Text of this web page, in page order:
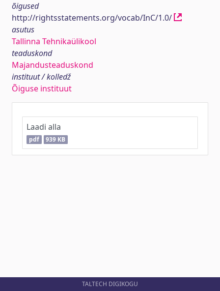
õigused
http://rightsstatements.org/vocab/InC/1.0/
asutus
Tallinna Tehnikaülikool
teaduskond
Majandusteaduskond
instituut / kolledž
Õiguse instituut
Laadi alla
pdf 939 KB
TALTECH DIGIKOGU